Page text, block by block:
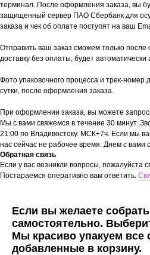
терминал. После оформления заказа, вы
защищенный сервер ПАО Сбербанк для
заказа и чек об оплате поступят на ваш
Отправить ваш заказ сможем только
доставку без оплаты, будет автоматически
Фото упаковочного процесса и трек-
сутки, после оформления заказа.
При оформлении заказа, вы можете
Мы с вами свяжемся в течение 30 минут.
21:00 по Владивостоку. МСК+7ч. Если мы
нас сейчас не рабочее время. Днем с вами
Обратная связь
Если у вас возникли вопросы, пожалуйста
Постараемся оперативно вам ответить.
Если вы желаете
самостоятельно.
Мы красиво упакуем все
добавленные в корзину.